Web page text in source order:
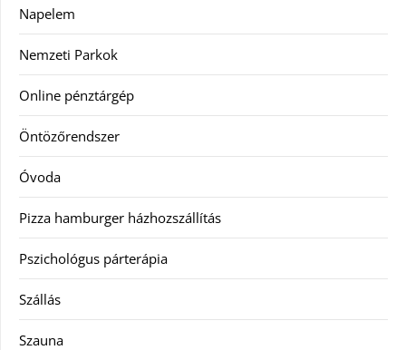
Napelem
Nemzeti Parkok
Online pénztárgép
Öntözőrendszer
Óvoda
Pizza hamburger házhozszállítás
Pszichológus párterápia
Szállás
Szauna